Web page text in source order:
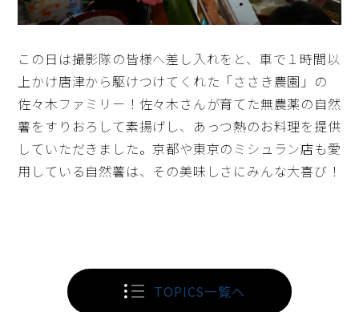
この日は撮影隊の皆様へ差し入れをと、車で１時間以
上かけ唐津から駆けつけてくれた「ささき農園」の
佐々木ファミリー！佐々木さんが育てた無農薬の自然
薯をすりおろして素揚げし、あっつ熱のお料理を提供
していただきました。京都や東京のミシュラン店も愛
用している自然薯は、その美味しさにみんな大喜び！
TOPICS一覧へ